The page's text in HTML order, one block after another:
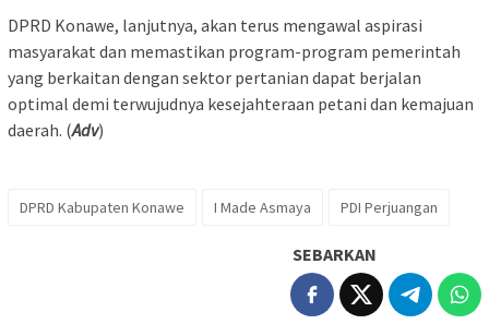
‎DPRD Konawe, lanjutnya, akan terus mengawal aspirasi
masyarakat dan memastikan program-program pemerintah
yang berkaitan dengan sektor pertanian dapat berjalan
optimal demi terwujudnya kesejahteraan petani dan kemajuan
daerah. (Adv)
DPRD Kabupaten Konawe I Made Asmaya PDI Perjuangan
SEBARKAN